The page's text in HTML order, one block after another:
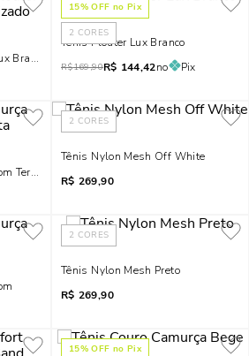
Branco E Metalizado
15% OFF no Pix
2 CORES
Tênis Floater Lux Branco
R$169,90R$ 144,42no Pix
Terracota
2 CORES
Tênis Nylon Mesh Off White
R$ 269,90
2 CORES
Tênis Nylon Mesh Preto
R$ 269,90
15% OFF no Pix